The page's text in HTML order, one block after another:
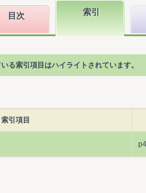
目次 索引
る索引項目はハイライトされています。
索引項目